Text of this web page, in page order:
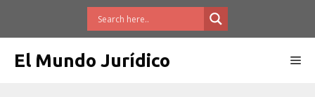
El Mundo Jurídico